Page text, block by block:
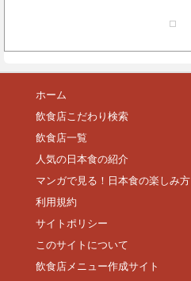
ホーム
飲食店こだわり検索
飲食店一覧
人気の日本食の紹介
マンガで見る！日本食の楽しみ方
利用規約
サイトポリシー
このサイトについて
飲食店メニュー作成サイト